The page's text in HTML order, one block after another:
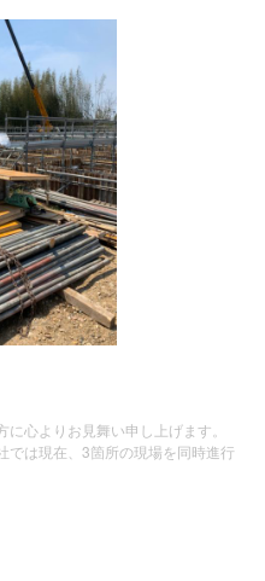
心よりお見舞い申し上げます。
では現在、3箇所の現場を同時進行